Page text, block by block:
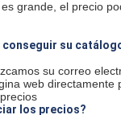
grande, el precio
conseguir su
su correo
web directamente
los precios?